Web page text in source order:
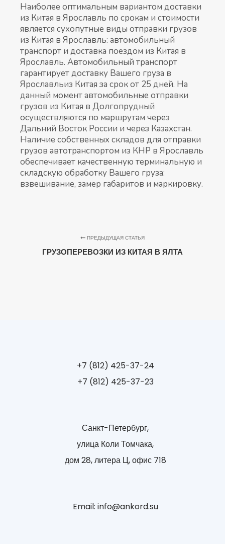
Наиболее оптимальным вариантом доставки
из Китая в Ярославль по срокам и стоимости
является сухопутные виды отправки грузов
из Китая в Ярославль: автомобильный
транспорт и доставка поездом из Китая в
Ярославль. Автомобильный транспорт
гарантирует доставку Вашего груза в
Ярославльиз Китая за срок от 25 дней. На
данный момент автомобильные отправки
грузов из Китая в Долгопрудный
осуществляются по маршрутам через
Дальний Восток России и через Казахстан.
Наличие собственных складов для отправки
грузов автотранспортом из КНР в Ярославль
обеспечивает качественную терминальную и
складскую обработку Вашего груза:
взвешивание, замер габаритов и маркировку.
ПРЕДЫДУЩАЯ СТАТЬЯ
ГРУЗОПЕРЕВОЗКИ ИЗ КИТАЯ В ЯЛТА
+7 (812) 425-37-24
+7 (812) 425-37-23
Санкт-Петербург,
улица Коли Томчака,
дом 28, литера Ц, офис 718
Email: info@ankord.su